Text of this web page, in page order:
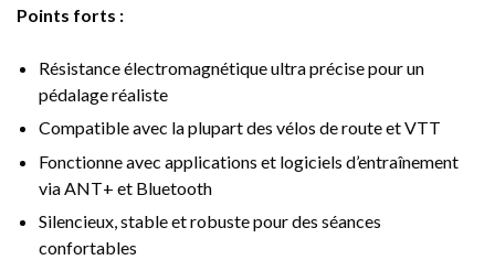
Points forts :
Résistance électromagnétique ultra précise pour un
pédalage réaliste
Compatible avec la plupart des vélos de route et VTT
Fonctionne avec applications et logiciels d’entraînement
via ANT+ et Bluetooth
Silencieux, stable et robuste pour des séances
confortables